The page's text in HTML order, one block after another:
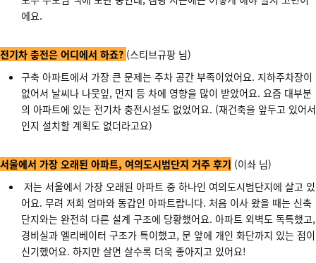
에요.
전기차 충전은 어디에서 하죠? (스티브규팡 님)
구축 아파트에서 가장 큰 문제는 주차 공간 부족이었어요. 지하주차장이
없어서 날씨나 나뭇잎, 먼지 등 차에 영향을 많이 받았어요. 요즘 대부분
의 아파트에 있는 전기차 충전시설도 없었어요. (재건축을 앞두고 있어서
인지 설치할 계획도 없더라고요)
서울에서 가장 오래된 아파트, 여의도시범단지 거주 후기 (이솨 님)
저는 서울에서 가장 오래된 아파트 중 하나인 여의도시범단지에 살고 있
어요. 무려 저희 엄마와 동갑인 아파트랍니다. 처음 이사 왔을 때는 신축
단지와는 완전히 다른 설계 구조에 당황했어요. 아파트 외벽도 독특했고,
경비실과 엘리베이터 구조가 특이했고, 문 앞에 개인 화단까지 있는 점이
신기했어요. 하지만 살면 살수록 더욱 좋아지고 있어요!